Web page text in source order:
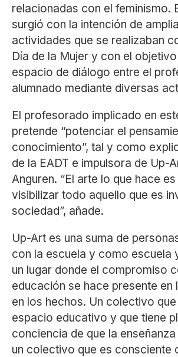
relacionadas con el feminismo.
surgió con la intención de
actividades que se realizaban
Día de la Mujer y con el
espacio de diálogo entre el
alumnado mediante diversas
El profesorado implicado en
pretende “potenciar el
conocimiento”, tal y como
de la EADT e impulsora de Up-
Anguren. “El arte lo que hace
visibilizar todo aquello que es
sociedad”, añade.
Up-Art es una suma de
con la escuela y como escuela
un lugar donde el compromiso
educación se hace presente en
en los hechos. Un colectivo
espacio educativo y que tiene
conciencia de que la
un colectivo que es consciente